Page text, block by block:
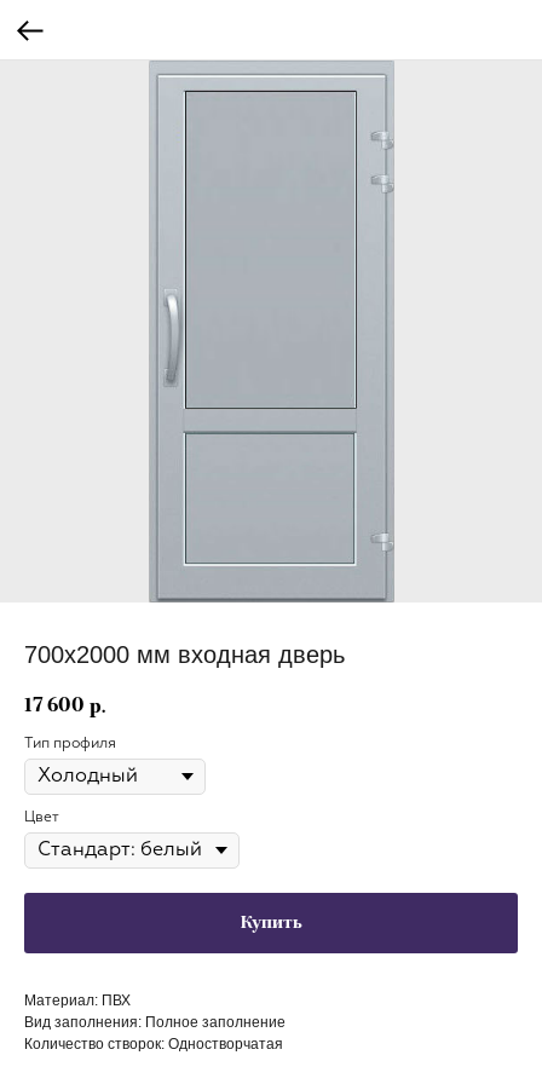
700х2000 мм входная дверь
17 600 р.
Тип профиля
Цвет
Купить
Материал: ПВХ
Вид заполнения: Полное заполнение
Количество створок: Одностворчатая